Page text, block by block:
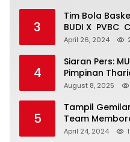
3
Tim Bola
BUDI X PVBC
April 26, 2024
4
Siaran Pers:
Pimpinan
Jaga Umat
August 8, 2025
5
Tampil
Team
April 24, 2024